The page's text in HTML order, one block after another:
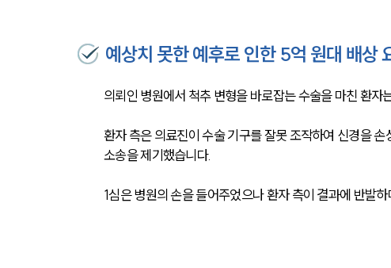
예상치 못한 예후로 인한 5억 원대 배상
의뢰인 병원에서 척추 변형을 바로잡는 수술을 마친 환
환자 측은 의료진이 수술 기구를 잘못 조작하여 신경을
소송을 제기했습니다.
1심은 병원의 손을 들어주었으나 환자 측이 결과에 반발